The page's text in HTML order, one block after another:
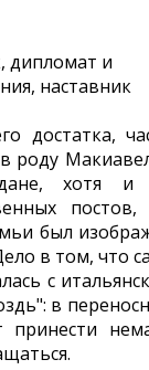
дипломат и
наставник
достатка,
роду
хотя и
был
в том, что
с
в
принести